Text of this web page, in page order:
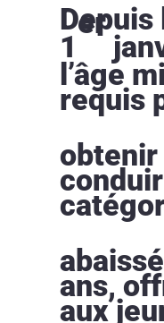
Depuis
1
er
l’âge
requis
obtenir
ans,
aux